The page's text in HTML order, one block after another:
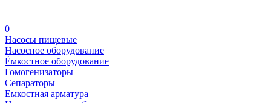
0
Насосы пищевые
Насосное оборудование
Ёмкостное оборудование
Гомогенизаторы
Сепараторы
Емкостная арматура